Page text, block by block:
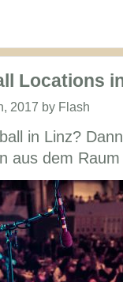
Locations
2017 by Flash
in Linz?
aus dem